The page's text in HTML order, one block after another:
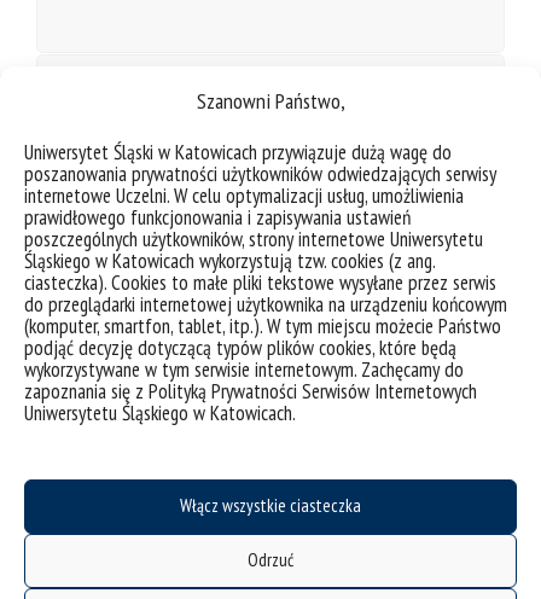
Szanowni Państwo,
Uniwersytet Śląski w Katowicach przywiązuje dużą wagę do
poszanowania prywatności użytkowników odwiedzających serwisy
internetowe Uczelni. W celu optymalizacji usług, umożliwienia
prawidłowego funkcjonowania i zapisywania ustawień
poszczególnych użytkowników, strony internetowe Uniwersytetu
Śląskiego w Katowicach wykorzystują tzw. cookies (z ang.
ciasteczka). Cookies to małe pliki tekstowe wysyłane przez serwis
do przeglądarki internetowej użytkownika na urządzeniu końcowym
(komputer, smartfon, tablet, itp.). W tym miejscu możecie Państwo
podjąć decyzję dotyczącą typów plików cookies, które będą
wykorzystywane w tym serwisie internetowym. Zachęcamy do
zapoznania się z Polityką Prywatności Serwisów Internetowych
Uniwersytetu Śląskiego w Katowicach.
Włącz wszystkie ciasteczka
Odrzuć
Kontakt
Galeria